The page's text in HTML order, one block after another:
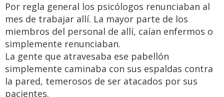
Por regla general los psicólogos renunciaban al
mes de trabajar allí. La mayor parte de los
miembros del personal de allí, caían enfermos o
simplemente renunciaban.
La gente que atravesaba ese pabellón
simplemente caminaba con sus espaldas contra
la pared, temerosos de ser atacados por sus
pacientes.